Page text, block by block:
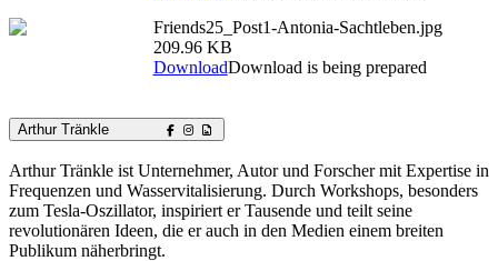
Friends25_Post1-Antonia-Sachtleben.jpg
209.96 KB
DownloadDownload is being prepared
Arthur Tränkle
Arthur Tränkle ist Unternehmer, Autor und Forscher mit Expertise in
Frequenzen und Wasservitalisierung. Durch Workshops, besonders
zum Tesla-Oszillator, inspiriert er Tausende und teilt seine
revolutionären Ideen, die er auch in den Medien einem breiten
Publikum näherbringt.